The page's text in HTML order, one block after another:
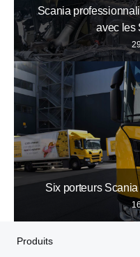
Scania
avec les
Six porteurs
Produits